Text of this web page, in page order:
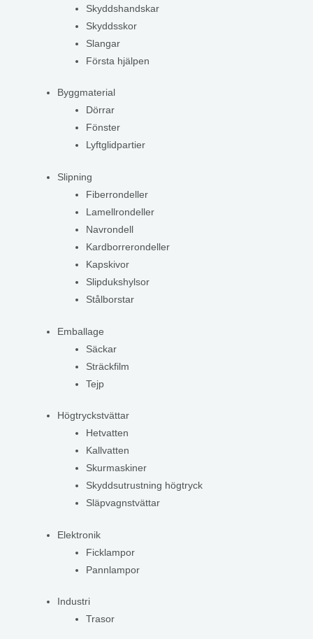
Skyddshandskar
Skyddsskor
Slangar
Första hjälpen
Byggmaterial
Dörrar
Fönster
Lyftglidpartier
Slipning
Fiberrondeller
Lamellrondeller
Navrondell
Kardborrerondeller
Kapskivor
Slipdukshylsor
Stålborstar
Emballage
Säckar
Sträckfilm
Tejp
Högtryckstvättar
Hetvatten
Kallvatten
Skurmaskiner
Skyddsutrustning högtryck
Släpvagnstvättar
Elektronik
Ficklampor
Pannlampor
Industri
Trasor